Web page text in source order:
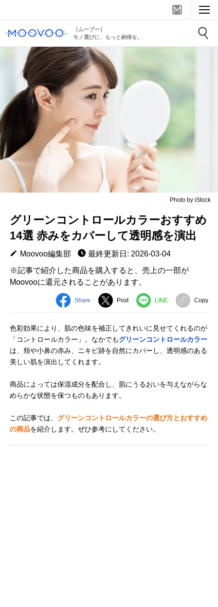
［ムーブー］
モノ選びに、もっと納得を。
Photo by iStock
グリーンコントロールカラーおすすめ
14選 赤みをカバーして透明感を演出
Moovoo編集部
最終更新日: 2026-03-04
※記事で紹介した商品を購入すると、売上の一部が
Moovooに還元されることがあります。
Share Post LINE Copy
色彩効果により、肌の色味を補正してきれいに見せてくれるのが
「コントロールカラー」。なかでもグリーンコントロールカラー
は、頬や小鼻の赤み、ニキビ跡を自然にカバーし、透明感のある
美しい肌を演出してくれます。
商品によっては保湿成分を配合し、肌にうるおいを与えながらな
めらかな状態を保つものもあります。
この記事では、 グリーンコントロールカラーの選び方とおすすめ
の商品を紹介します。ぜひ参考にしてください。